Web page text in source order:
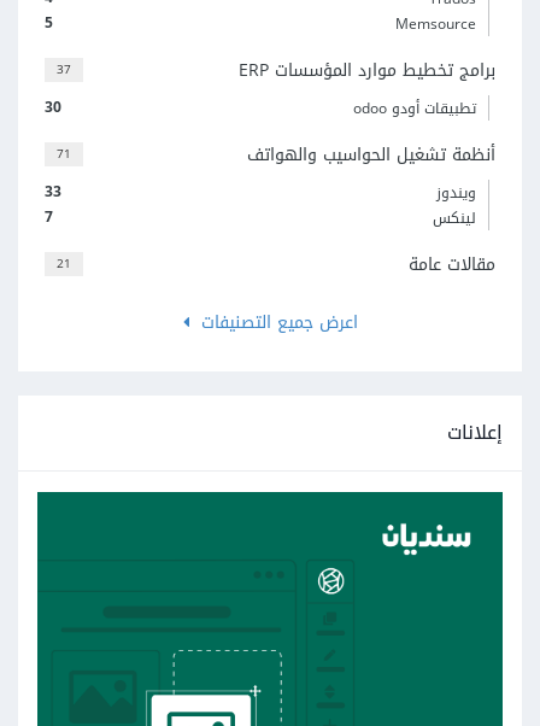
5
Memsource
37 برامج تخطيط موارد المؤسسات ERP
30 تطبيقات أودو odoo
71 أنظمة تشغيل الحواسيب والهواتف
33
ويندوز
7
لينكس
21
مقالات عامة
اعرض جميع التصنيفات
إعلانات